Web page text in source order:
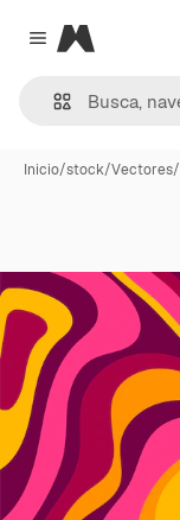
Close menu
Magnific
Inicio/stock/Vectores/